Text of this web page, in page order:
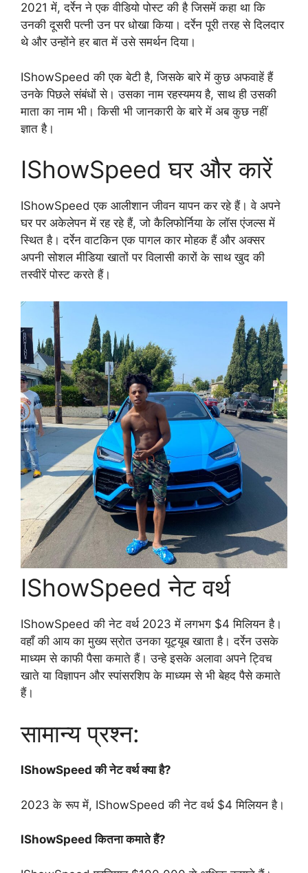
2021 में, दर्रेन ने एक वीडियो पोस्ट की है जिसमें कहा था कि
उनकी दूसरी पत्नी उन पर धोखा किया। दर्रेन पूरी तरह से दिलदार
थे और उन्होंने हर बात में उसे समर्थन दिया।
IShowSpeed की एक बेटी है, जिसके बारे में कुछ अफवाहें हैं
उनके पिछले संबंधों से। उसका नाम रहस्यमय है, साथ ही उसकी
माता का नाम भी। किसी भी जानकारी के बारे में अब कुछ नहीं
ज्ञात है।
IShowSpeed घर और कारें
IShowSpeed एक आलीशान जीवन यापन कर रहे हैं। वे अपने
घर पर अकेलेपन में रह रहे हैं, जो कैलिफोर्निया के लॉस एंजल्स में
स्थित है। दर्रेन वाटकिन एक पागल कार मोहक हैं और अक्सर
अपनी सोशल मीडिया खातों पर विलासी कारों के साथ खुद की
तस्वीरें पोस्ट करते हैं।
IShowSpeed नेट वर्थ
IShowSpeed की नेट वर्थ 2023 में लगभग $4 मिलियन है।
वहाँ की आय का मुख्य स्रोत उनका यूट्यूब खाता है। दर्रेन उसके
माध्यम से काफी पैसा कमाते हैं। उन्हे इसके अलावा अपने ट्विच
खाते या विज्ञापन और स्पांसरशिप के माध्यम से भी बेहद पैसे कमाते
हैं।
सामान्य प्रश्न:
IShowSpeed की नेट वर्थ क्या है?
2023 के रूप में, IShowSpeed की नेट वर्थ $4 मिलियन है।
IShowSpeed कितना कमाते हैं?